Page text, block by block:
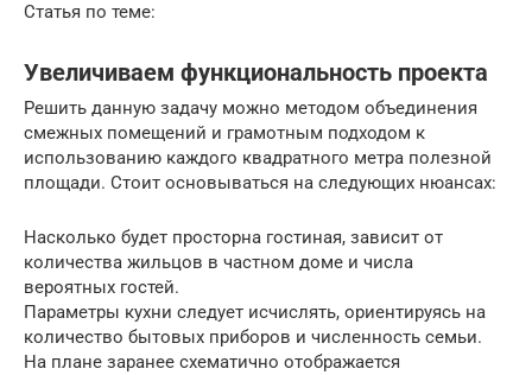
Статья по теме:
Увеличиваем функциональность проекта
Решить данную задачу можно методом объединения
смежных помещений и грамотным подходом к
использованию каждого квадратного метра полезной
площади. Стоит основываться на следующих нюансах:
Насколько будет просторна гостиная, зависит от
количества жильцов в частном доме и числа
вероятных гостей.
Параметры кухни следует исчислять, ориентируясь на
количество бытовых приборов и численность семьи.
На плане заранее схематично отображается